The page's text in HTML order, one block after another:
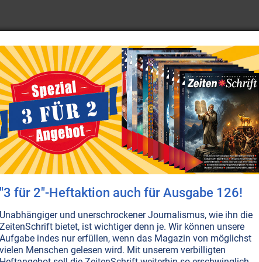
Angst- und Furchtkomplexe; sie fühlen sich
und verfolgt – als Folge falscher Erziehung durch
und Beistand.
NICHT ONLINE VERFÜGBAR AUSGABE BESTELLEN
du neue Kraft. Neue Kraft aber kannst du in jedem
des Unvermögens, des Nichtkönnens, des
"3 für 2"-Heftaktion auch für Ausgabe 126!
Unabhängiger und unerschrockener Journalismus, wie ihn die
ZeitenSchrift bietet, ist wichtiger denn je. Wir können unsere
Aufgabe indes nur erfüllen, wenn das Magazin von möglichst
vielen Menschen gelesen wird. Mit unserem verbilligten